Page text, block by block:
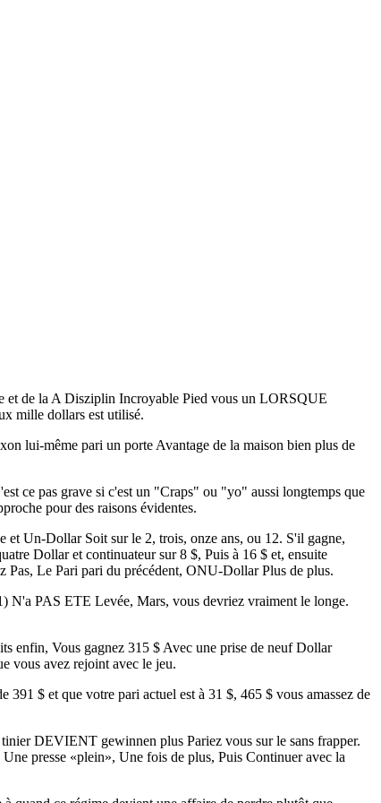
et de la A Disziplin Incroyable Pied vous un LORSQUE
mille dollars est utilisé.
lui-même pari un porte Avantage de la maison bien plus de
ce pas grave si c'est un "Craps" ou "yo" aussi longtemps que
pour des raisons évidentes.
Un-Dollar Soit sur le 2, trois, onze ans, ou 12. S'il gagne,
Dollar et continuateur sur 8 $, Puis à 16 $ et, ensuite
Le Pari pari du précédent, ONU-Dollar Plus de plus.
N'a PAS ETE Levée, Mars, vous devriez vraiment le longe.
enfin, Vous gagnez 315 $ Avec une prise de neuf Dollar
vous avez rejoint avec le jeu.
$ et que votre pari actuel est à 31 $, 465 $ vous amassez de
DEVIENT gewinnen plus Pariez vous sur le sans frapper.
presse «plein», Une fois de plus, Puis Continuer avec la